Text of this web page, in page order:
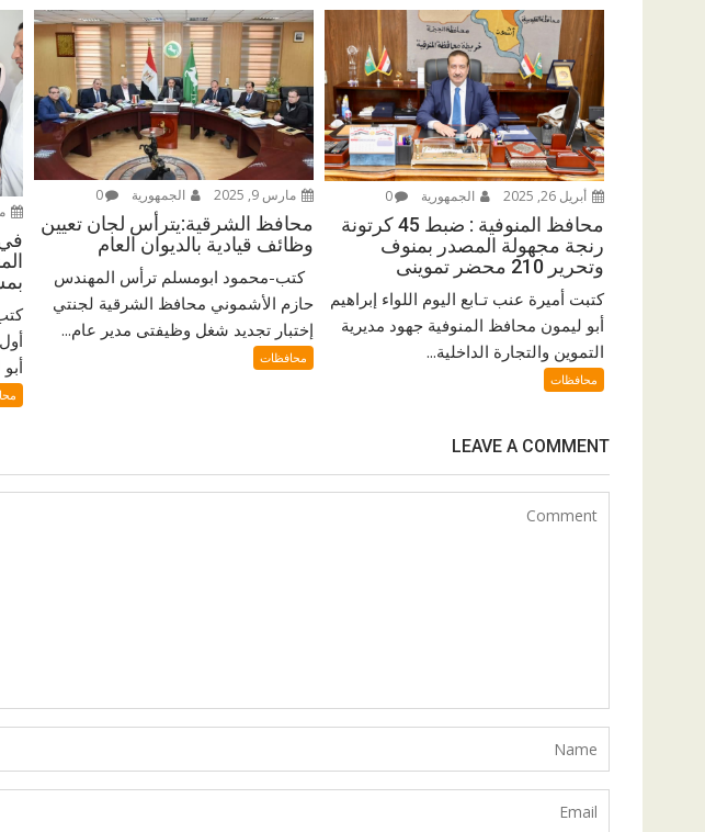
أبريل 26, 2025 الجمهورية 0
محافظ المنوفية : ضبط 45 كرتونة
رنجة مجهولة المصدر بمنوف
وتحرير 210 محضر تموينى
كتبت أميرة عنب تـابع اليوم اللواء إبراهيم
أبو ليمون محافظ المنوفية جهود مديرية
التموين والتجارة الداخلية...
محافظات
مارس 9, 2025 الجمهورية 0
محافظ الشرقية:يترأس لجان تعيين
وظائف قيادية بالديوان العام
كتب-محمود ابومسلم ترأس المهندس
حازم الأشموني محافظ الشرقية لجنتي
إختبار تجديد شغل وظيفتى مدير عام...
محافظات
LEAVE A COMMENT